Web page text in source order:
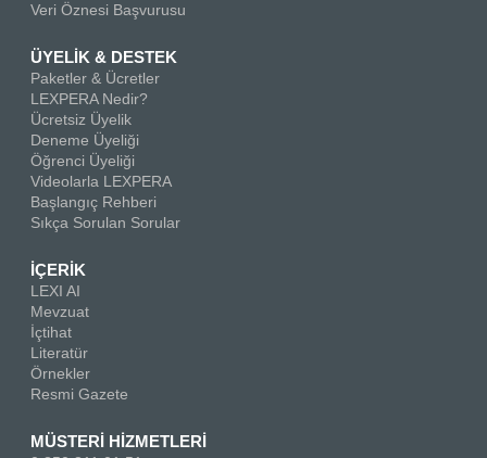
Veri Öznesi Başvurusu
ÜYELİK & DESTEK
Paketler & Ücretler
LEXPERA Nedir?
Ücretsiz Üyelik
Deneme Üyeliği
Öğrenci Üyeliği
Videolarla LEXPERA
Başlangıç Rehberi
Sıkça Sorulan Sorular
İÇERİK
LEXI AI
Mevzuat
İçtihat
Literatür
Örnekler
Resmi Gazete
MÜSTERİ HİZMETLERİ